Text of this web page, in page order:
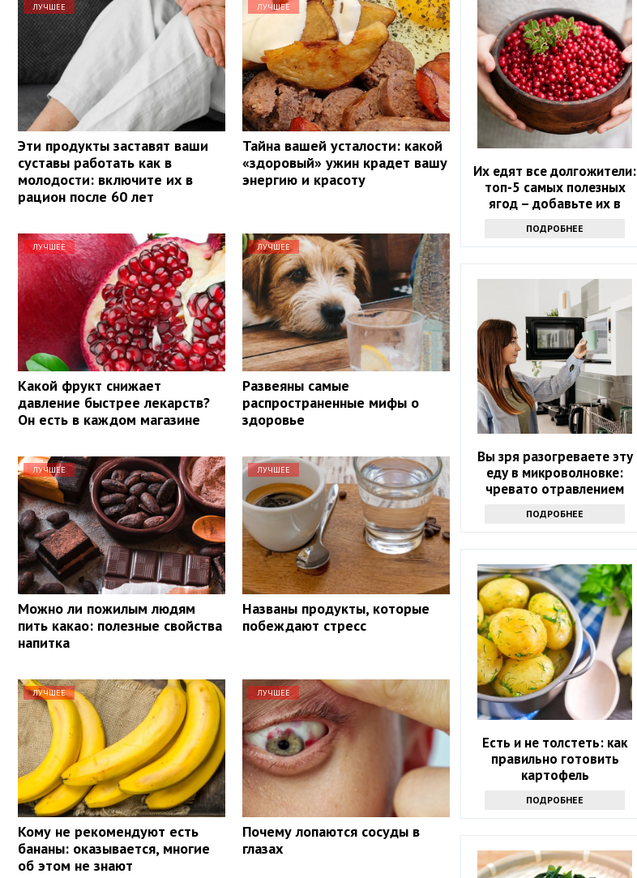
ЛУЧШЕЕ
Эти продукты заставят ваши
суставы работать как в
молодости: включите их в
рацион после 60 лет
ЛУЧШЕЕ
Тайна вашей усталости: какой
«здоровый» ужин крадет вашу
энергию и красоту
ЛУЧШЕЕ
Какой фрукт снижает
давление быстрее лекарств?
Он есть в каждом магазине
ЛУЧШЕЕ
Развеяны самые
распространенные мифы о
здоровье
ЛУЧШЕЕ
Можно ли пожилым людям
пить какао: полезные свойства
напитка
ЛУЧШЕЕ
Названы продукты, которые
побеждают стресс
ЛУЧШЕЕ
Кому не рекомендуют есть
бананы: оказывается, многие
об этом не знают
ЛУЧШЕЕ
Почему лопаются сосуды в
глазах
Их едят все долгожители:
топ-5 самых полезных
ягод – добавьте их в
ПОДРОБНЕЕ
Вы зря разогреваете эту
еду в микроволновке:
чревато отравлением
ПОДРОБНЕЕ
Есть и не толстеть: как
правильно готовить
картофель
ПОДРОБНЕЕ